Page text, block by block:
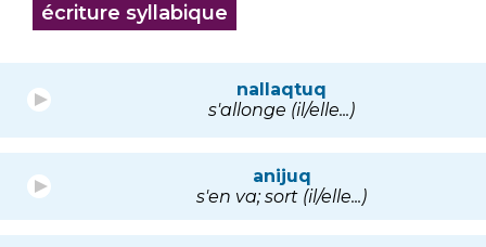
écriture syllabique
nallaqtuq
s'allonge (il/elle...)
anijuq
s'en va; sort (il/elle...)